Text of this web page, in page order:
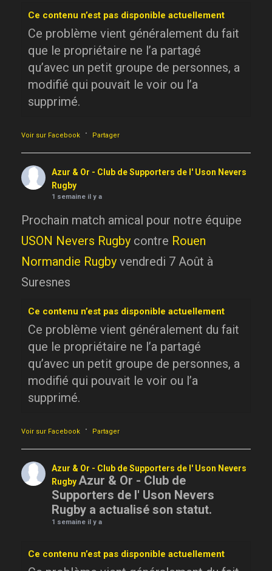
Ce contenu n’est pas disponible actuellement
Ce problème vient généralement du fait
que le propriétaire ne l’a partagé
qu’avec un petit groupe de personnes, a
modifié qui pouvait le voir ou l’a
supprimé.
Voir sur Facebook · Partager
Azur & Or - Club de Supporters de l' Uson Nevers
Rugby
1 semaine il y a
Prochain match amical pour notre équipe
USON Nevers Rugby contre Rouen
Normandie Rugby vendredi 7 Août à
Suresnes
Ce contenu n’est pas disponible actuellement
Ce problème vient généralement du fait
que le propriétaire ne l’a partagé
qu’avec un petit groupe de personnes, a
modifié qui pouvait le voir ou l’a
supprimé.
Voir sur Facebook · Partager
Azur & Or - Club de Supporters de l' Uson Nevers
RugbyAzur & Or - Club de
Supporters de l' Uson Nevers
Rugby a actualisé son statut.
1 semaine il y a
Ce contenu n’est pas disponible actuellement